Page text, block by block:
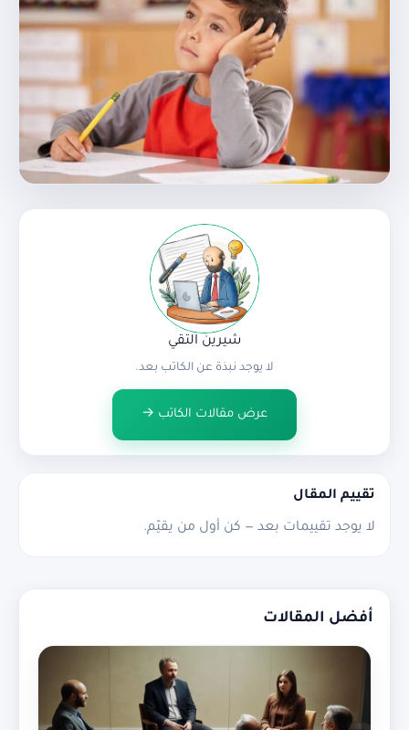
شيرين التقي
لا يوجد نبذة عن الكاتب بعد.
عرض مقالات الكاتب →
تقييم المقال
لا يوجد تقييمات بعد — كن أول من يقيّم.
أفضل المقالات